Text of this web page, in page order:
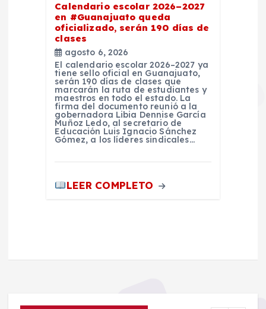
Calendario escolar 2026–2027
en #Guanajuato queda
oficializado, serán 190 días de
clases
agosto 6, 2026
El calendario escolar 2026–2027 ya
tiene sello oficial en Guanajuato,
serán 190 días de clases que
marcarán la ruta de estudiantes y
maestros en todo el estado. La
firma del documento reunió a la
gobernadora Libia Dennise García
Muñoz Ledo, al secretario de
Educación Luis Ignacio Sánchez
Gómez, a los líderes sindicales…
LEER COMPLETO